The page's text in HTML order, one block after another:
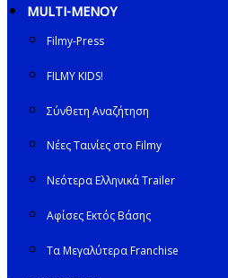
MULTI-ΜΕΝΟΥ
Filmy-Press
FILMY KIDS!
Σύνθετη Αναζήτηση
Νέες Ταινίες στο Filmy
Νεότερα Ελληνικά Trailer
Αφίσες Εκτός Βάσης
Τα Μεγαλύτερα Franchise